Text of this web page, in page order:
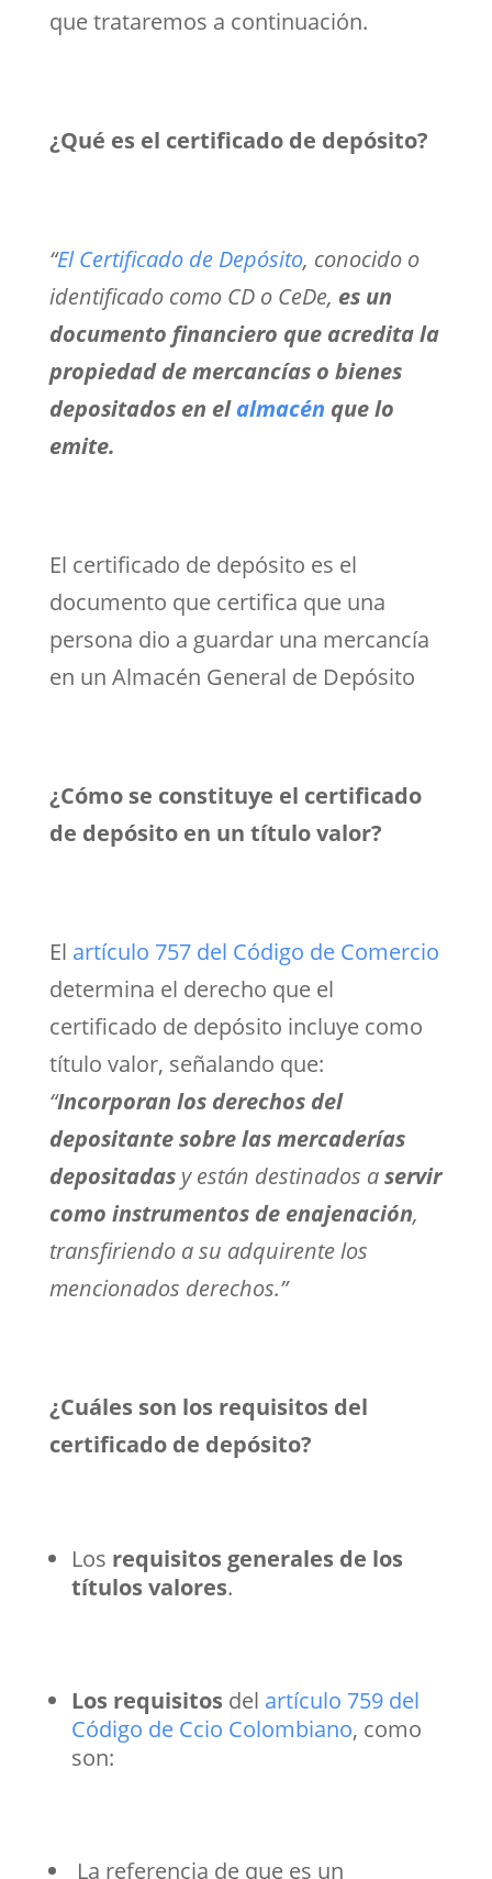
que trataremos a continuación.
¿Qué es el certificado de depósito?
“El Certificado de Depósito, conocido o
identificado como CD o CeDe, es un
documento financiero que acredita la
propiedad de mercancías o bienes
depositados en elalmacén que lo
emite.
El certificado de depósito es el
documento que certifica que una
persona dio a guardar una mercancía
en un Almacén General de Depósito
¿Cómo se constituye el certificado
de depósito en un título valor?
El artículo 757 del Código de Comercio
determina el derecho que el
certificado de depósito incluye como
título valor, señalando que:
“Incorporan los derechos del
depositante sobre las mercaderías
depositadasy están destinados aservir
como instrumentos de enajenación,
transfiriendo a su adquirente los
mencionados derechos.”
¿Cuáles son los requisitos del
certificado de depósito?
Los requisitos generales de los
títulos valores.
Los requisitosdel artículo 759 del
Código de Ccio Colombiano, como
son:
La referencia de que es un